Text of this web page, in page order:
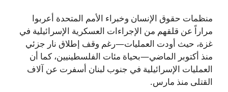
منظمات حقوق الإنسان وخبراء الأمم المتحدة أعربوا
مراراً عن قلقهم من الإجراءات العسكرية الإسرائيلية في
غزة، حيث أودت العمليات—رغم وقف إطلاق نار جزئي
منذ أكتوبر الماضي—بحياة مئات الفلسطينيين، كما أن
العمليات الإسرائيلية في جنوب لبنان أسفرت عن آلاف
القتلى منذ مارس.